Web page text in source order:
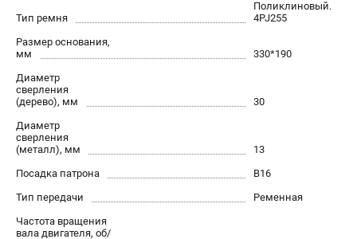
Тип ремня
Поликлиновый.
4PJ255
Размер основания,
мм
330*190
Диаметр
сверления
(дерево), мм
30
Диаметр
сверления
(металл), мм
13
Посадка патрона
В16
Тип передачи
Ременная
Частота вращения
вала двигателя, об/